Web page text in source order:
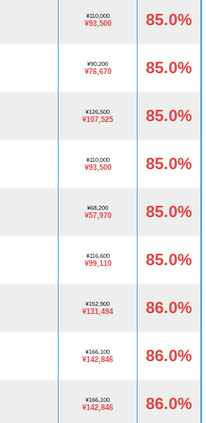
¥110,000
¥93,500 85.0%
¥90,200
¥76,670 85.0%
¥126,500
¥107,525 85.0%
¥110,000
¥93,500 85.0%
¥68,200
¥57,970 85.0%
¥116,600
¥99,110 85.0%
¥152,900
¥131,494 86.0%
¥166,100
¥142,846 86.0%
¥166,100
¥142,846 86.0%